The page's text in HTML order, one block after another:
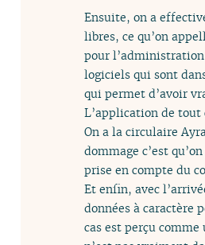
Ensuite, on a
libres, ce qu’on
pour
logiciels qui sont
qui permet d’avoir
L’application de tout
On a la circulaire
dommage c’est
prise en compte du
Et enfin, avec
données à caractère
cas est perçu